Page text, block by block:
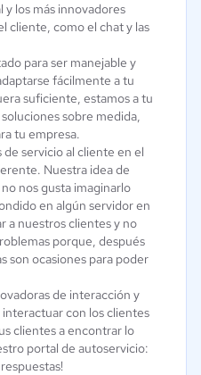
y los más innovadores
cliente, como el chat y las
para ser manejable y
fácilmente a tu
suficiente, estamos a tu
sobre medida,
tu empresa.
servicio al cliente en el
Nuestra idea de
nos gusta imaginarlo
en algún servidor en
a nuestros clientes y no
porque, después
son ocasiones para poder
de interacción y
con los clientes
clientes a encontrar lo
portal de autoservicio: